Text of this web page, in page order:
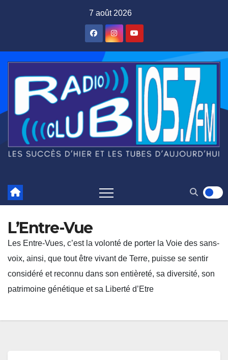
7 août 2026
L’Entre-Vue
Les Entre-Vues, c’est la volonté de porter la Voie des sans-
voix, ainsi, que tout être vivant de Terre, puisse se sentir
considéré et reconnu dans son entièreté, sa diversité, son
patrimoine génétique et sa Liberté d’Etre